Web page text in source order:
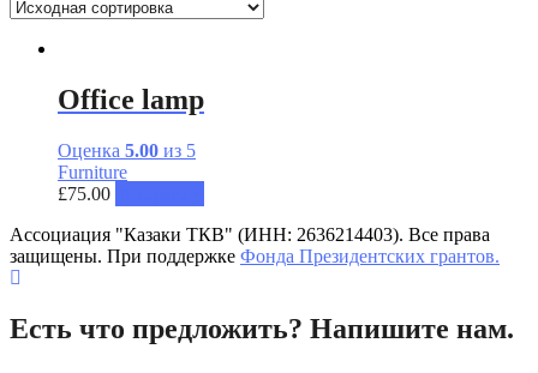
Office lamp
Оценка 5.00 из 5
Furniture
£75.00
Ассоциация "Казаки ТКВ" (ИНН: 2636214403). Все права
защищены. При поддержке Фонда Президентских грантов.
Есть что предложить? Напишите нам.